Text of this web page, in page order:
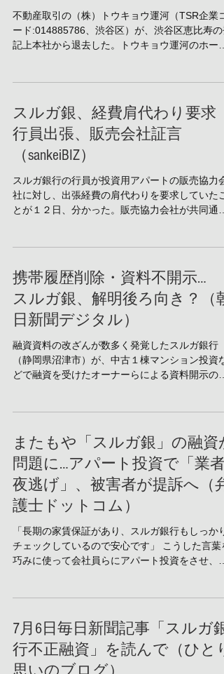
不動産取引の（株）トウキョウ運河（TSR企業コ
ード:014885786、渋谷区）が、渋谷区恵比寿の
記上本社から退去した。トウキョウ運河のホーム
スルガ銀、経費肩代わり要求
行員出張、販売会社証言
（sankeiBIZ）
スルガ銀行の行員が投資用アパートの販売協力会
社に対し、出張経費の肩代わりを要求していたこ
とが１２日、分かった。販売協力会社が共同通信
停止した...
携帯履歴削除・資料不開示…
スルガ銀、解明後ろ向き？（朝
日新聞デジタル）
融資資料の改ざんが数多く発覚したスルガ銀行
（静岡県沼津市）が、中古１棟マンション投資な
どで融資を受けたオーナーらによる資料開示の求
れても仕方な...
またもや「スルガ銀」の融資
問題に…アパート投資で「業者
夜逃げ」、被害者が提訴へ（弁
護士ドットコム）
「長期の家賃保証があり、スルガ銀行もしっかり
チェックしているので安心です」 こうした言葉
巧みに使って会社員らにアパート投資をさせ、一
訴えが7月...
7月6日毎日新聞記事「スルガ銀
行不正融資」を読んで（ひとり